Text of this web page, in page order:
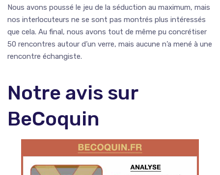
Nous avons poussé le jeu de la séduction au maximum, mais
nos interlocuteurs ne se sont pas montrés plus intéressés
que cela. Au final, nous avons tout de même pu concrétiser
50 rencontres autour d’un verre, mais aucune n’a mené à une
rencontre échangiste.
Notre avis sur
BeCoquin